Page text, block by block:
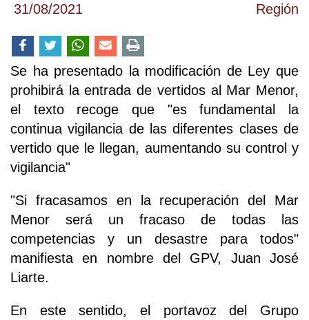
31/08/2021 Región
Se ha presentado la modificación de Ley que
prohibirá la entrada de vertidos al Mar Menor,
el texto recoge que "es fundamental la
continua vigilancia de las diferentes clases de
vertido que le llegan, aumentando su control y
vigilancia"
"Si fracasamos en la recuperación del Mar
Menor será un fracaso de todas las
competencias y un desastre para todos"
manifiesta en nombre del GPV, Juan José
Liarte.
En este sentido, el portavoz del Grupo